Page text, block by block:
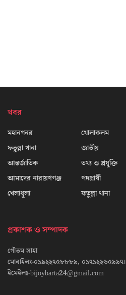
খবর
মহানগনর
ফতুল্লা থানা
আন্তর্জাতিক
আমাদের নারায়ণগঞ্জ
খেলাধূলা
খোলাকলম
জাতীয়
তথ্য ও প্রযুক্তি
পদপ্রার্থী
ফতুল্লা থানা
প্রকাশক ও সম্পাদক
গৌতম সাহা
মোবাইলঃ-০১৯২২৭৫৮৮৮৯, ০১৭১২২৬৫৯৯৭।
ইমেইলঃ-bijoybarta24@gmail.com